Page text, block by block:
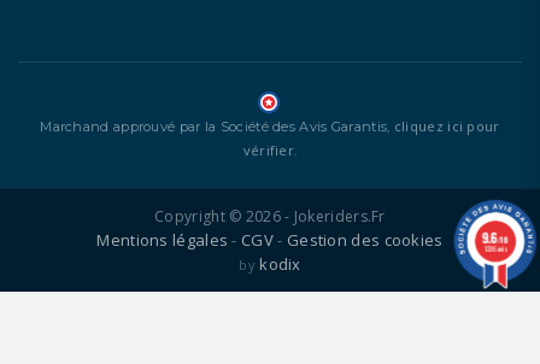
Marchand approuvé par la Société des Avis Garantis, cliquez ici pour
vérifier
Copyright © 2026 - Jokeriders.fr
Mentions légales - CGV- Gestion des cookies
by kodix
9.6/10
1336 avis